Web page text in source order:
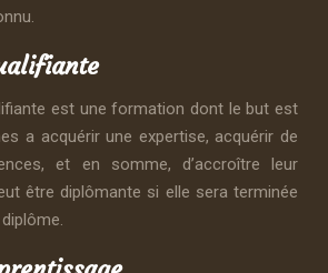
est une formation dont le but est
a acquérir une expertise, acquérir de
et en somme, d’accroître leur
être diplômante si elle sera terminée